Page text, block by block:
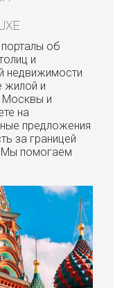
об
и
недвижимости
жилой и
Москвы и
на
предложения
за границей
. Мы помогаем